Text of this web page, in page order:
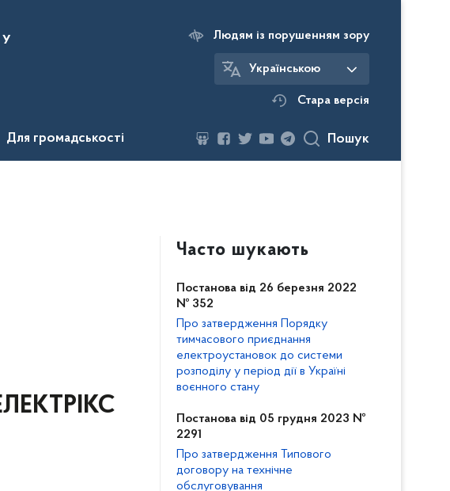
Людям із порушенням зору
Українською
Стара версія
Для громадськості Пошук
Часто шукають
Постанова від 26 березня 2022
№ 352
Про затвердження Порядку
тимчасового приєднання
електроустановок до системи
розподілу у період дії в Україні
воєнного стану
Постанова від 05 грудня 2023 №
2291
Про затвердження Типового
договору на технічне
обслуговування